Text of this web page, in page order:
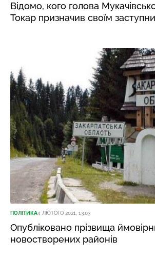
Відомо, кого голова
Токар призначив своїм
ПОЛІТИКА4 ЛЮТОГО 2021, 13:03
Опубліковано прізвища
новостворених районів